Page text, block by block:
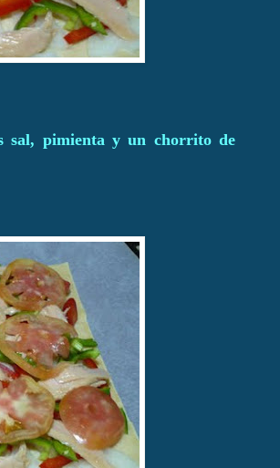
sal, pimienta y un chorrito de